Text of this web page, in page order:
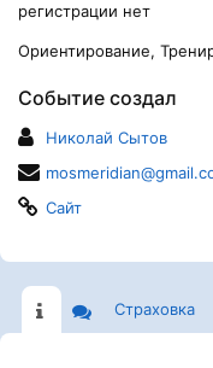
регистрации нет
Ориентирование,
Событие создал
Николай Сытов
Сайт
Страховка